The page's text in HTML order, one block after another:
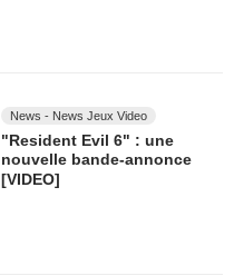
News - News Jeux Video
"Resident Evil 6" : une
nouvelle bande-annonce
[VIDEO]